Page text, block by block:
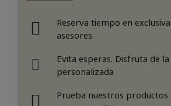
Reserva tiempo en
asesores
Evita esperas. Disfruta de
personalizada
Prueba nuestros productos